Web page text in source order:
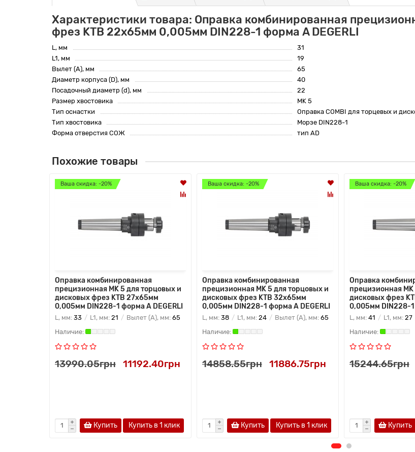
Характеристики товара: Оправка комбинированная
фрез KTB 22x65мм 0,005мм DIN228-1 форма A DEGERLI
L, мм
31
L1, мм
19
Вылет (A), мм
65
Диаметр корпуса (D), мм
40
Посадочный диаметр (d), мм
22
Размер хвостовика
MK 5
Тип оснастки
Оправка COMBI для торцевых и
Тип хвостовика
Морзе DIN228-1
Форма отверстия СОЖ
тип AD
Похожие товары
Ваша скидка: -20%
Оправка комбинированная
прецизионная MK 5 для торцовых и
дисковых фрез KTB 27x65мм
0,005мм DIN228-1 форма A DEGERLI
L, мм: 33 L1, мм: 21 Вылет (A), мм: 65
13990.05грн 11192.40грн
Купить Купить в 1 клик
Ваша скидка: -20%
Оправка комбинированная
прецизионная MK 5 для торцовых и
дисковых фрез KTB 32x65мм
0,005мм DIN228-1 форма A DEGERLI
L, мм: 38 L1, мм: 24 Вылет (A), мм: 65
14858.55грн 11886.75грн
Купить Купить в 1 клик
Ваша скидка: -20%
Оправка
прецизионная
дисковых фрез
0,005мм DIN228-1
L, мм: 41 L1, мм: 27
15244.65грн
Купить